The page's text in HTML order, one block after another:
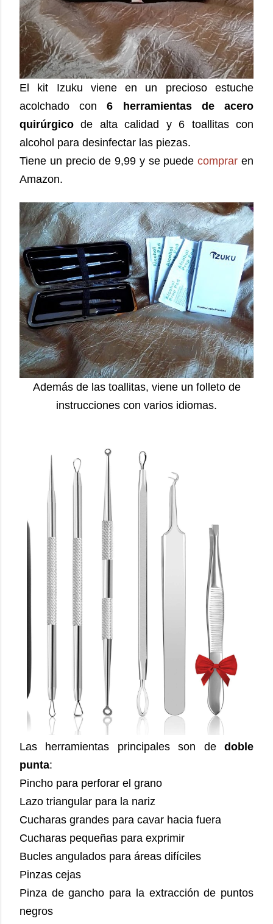
El kit Izuku viene en un precioso estuche
acolchado con 6 herramientas de acero
quirúrgico de alta calidad y 6 toallitas con
alcohol para desinfectar las piezas.
Tiene un precio de 9,99 y se puedecomprar en
Amazon.
Además de las toallitas, viene un folleto de
instrucciones con varios idiomas.
Las herramientas principales son de doble
punta:
Pincho para perforar el grano
Lazo triangular para la nariz
Cucharas grandes para cavar hacia fuera
Cucharas pequeñas para exprimir
Bucles angulados para áreas difíciles
Pinzas cejas
Pinza de gancho para la extracción de puntos
negros